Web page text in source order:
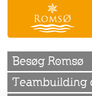
Besøg Romsø
Teambuilding